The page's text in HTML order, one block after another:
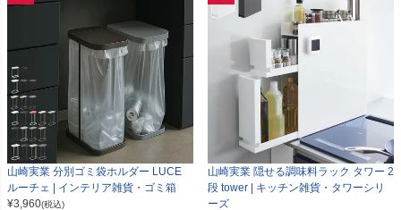
山崎実業 分別ゴミ袋ホルダー LUCE
ルーチェ | インテリア雑貨・ゴミ箱
¥3,960(税込)
山崎実業 隠せる調味料ラック タワー 2
段 tower | キッチン雑貨・タワーシリ
ーズ